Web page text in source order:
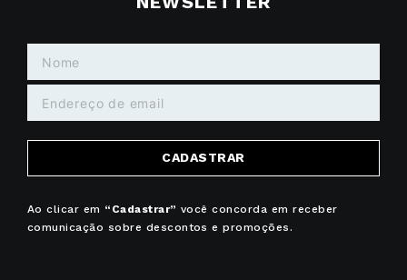
CADASTRAR
Ao clicar em “Cadastrar” você concorda em receber
comunicação sobre descontos e promoções.